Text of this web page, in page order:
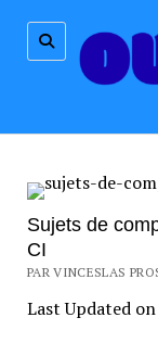
Sujets de
CI
PAR VINCESLAS
Last Updated